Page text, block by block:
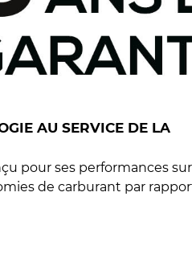
AU SERVICE DE LA
pour ses performances sur
de carburant par